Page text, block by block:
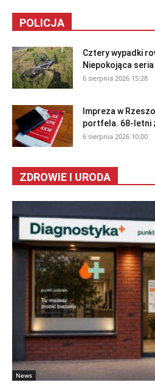
POLICJA
Cztery wypadki
Niepokojąca
6 sierpnia 2026 15:28
Impreza w
portfela. 68-letni
6 sierpnia 2026 10:00
ZDROWIE I URODA
News